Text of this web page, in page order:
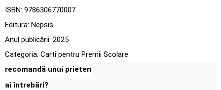
ISBN: 9786306770007
Editura: Nepsis
Anul publicării: 2025
Categoria: Carti pentru Premii Scolare
recomandă unui prieten
ai întrebări?